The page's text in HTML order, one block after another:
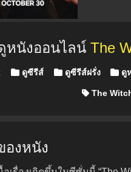
หนังออนไลน์ The
ดูซีรีส์ ดูซีรีส์ฝรั่ง ดู
The
องหนัง